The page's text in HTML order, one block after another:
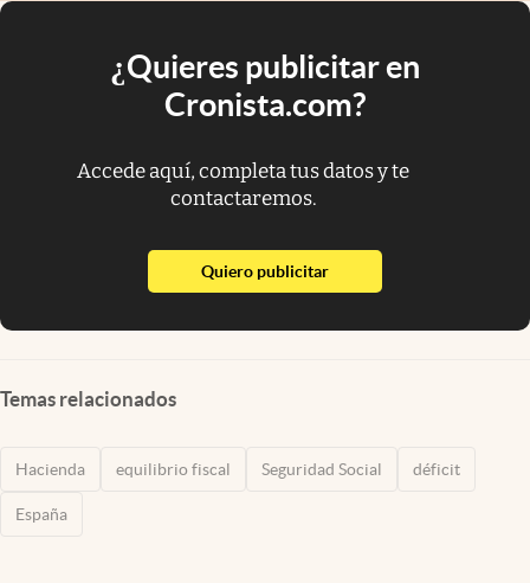
¿Quieres publicitar en
Cronista.com?
Accede aquí, completa tus datos y te
contactaremos.
Quiero publicitarabre en nueva pestaña
Temas relacionados
Hacienda equilibrio fiscal Seguridad Social déficit
España